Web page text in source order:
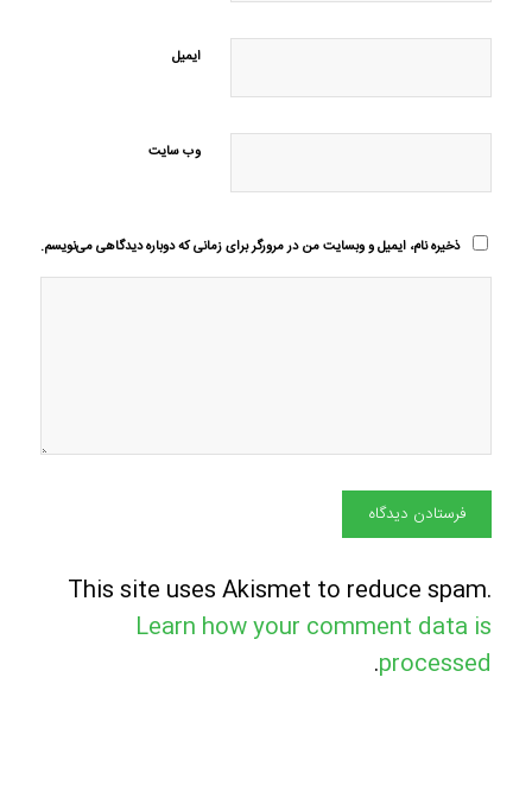
ایمیل
وب‌ سایت
ذخیره نام، ایمیل و وبسایت من در مرورگر برای زمانی که دوباره دیدگاهی می‌نویسم.
This site uses Akismet to reduce spam.
Learn how your comment data is
processed
.